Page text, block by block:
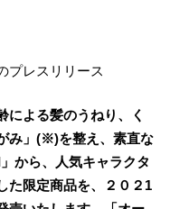
プレスリリース
よる髪のうねり、く
み」(※)を整え、素直な
から、人気キャラクタ
た限定商品を、２０２1